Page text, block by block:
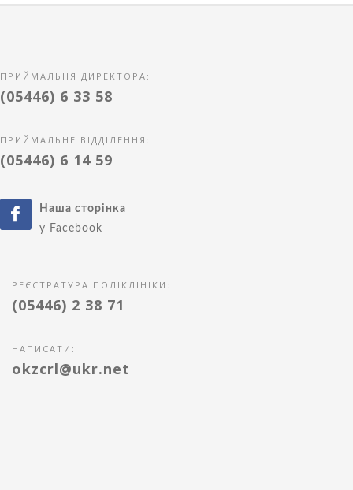
ПРИЙМАЛЬНЯ ДИРЕКТОРА:
(05446) 6 33 58
ПРИЙМАЛЬНЕ ВІДДІЛЕННЯ:
(05446) 6 14 59
Наша сторінка
у Facebook
РЕЄСТРАТУРА ПОЛІКЛІНІКИ:
(05446) 2 38 71
НАПИСАТИ:
okzcrl@ukr.net